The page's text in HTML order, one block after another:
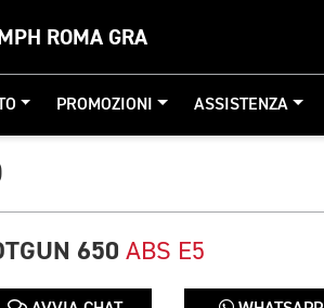
ROMA GRA
PROMOZIONI ASSISTENZA
650 ABS E5